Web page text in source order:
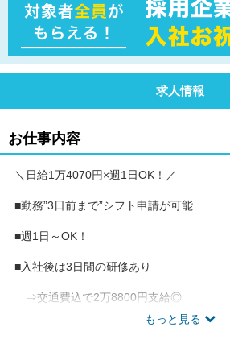
求人情報
お仕事内容
もっと見る
＼日給1万4070円×週1日OK！／
■勤務”3日前まで”シフト申請が可能
■週1日～OK！
■入社後は3日間の研修あり
⇒交通費込で2万8800円支給◎
--------------------------------------